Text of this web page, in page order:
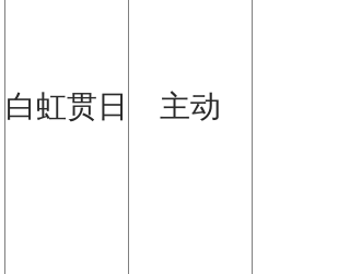
白虹贯日 主动